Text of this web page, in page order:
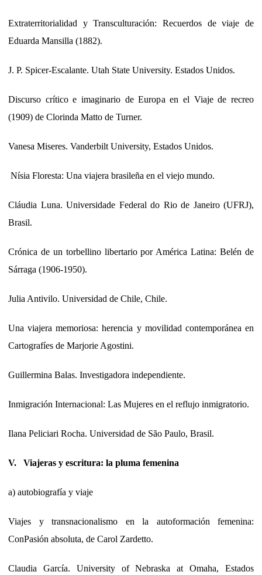
Extraterritorialidad y Transculturación: Recuerdos de viaje de
Eduarda Mansilla (1882).
J. P. Spicer-Escalante. Utah State University. Estados Unidos.
Discurso crítico e imaginario de Europa en el Viaje de recreo
(1909) de Clorinda Matto de Turner.
Vanesa Miseres. Vanderbilt University, Estados Unidos.
Nísia Floresta: Una viajera brasileña en el viejo mundo.
Cláudia Luna. Universidade Federal do Rio de Janeiro (UFRJ),
Brasil.
Crónica de un torbellino libertario por América Latina: Belén de
Sárraga (1906-1950).
Julia Antivilo. Universidad de Chile, Chile.
Una viajera memoriosa: herencia y movilidad contemporánea en
Cartografíes de Marjorie Agostini.
Guillermina Balas. Investigadora independiente.
Inmigración Internacional: Las Mujeres en el reflujo inmigratorio.
Ilana Peliciari Rocha. Universidad de São Paulo, Brasil.
V. Viajeras y escritura: la pluma femenina
a) autobiografía y viaje
Viajes y transnacionalismo en la autoformación femenina:
ConPasión absoluta, de Carol Zardetto.
Claudia García. University of Nebraska at Omaha, Estados